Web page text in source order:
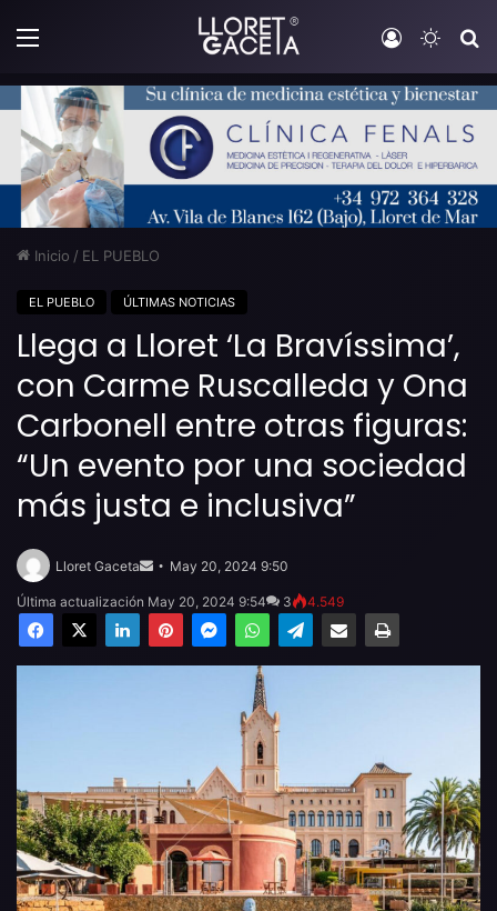
Menú Iniciar
Inicio / EL PUEBLO
EL PUEBLO ÚLTIMAS NOTICIAS
Llega a Lloret ‘La Bravíssima’,
con Carme Ruscalleda y Ona
Carbonell entre otras figuras:
“Un evento por una sociedad
más justa e inclusiva”
Lloret Gaceta
email
May 20, 2024 9:50
Última actualización May 20, 2024 9:54 3 4.549
Facebook
X LinkedInPinterestMessengerWhatsAppTelegramCompartir por email Imprimir